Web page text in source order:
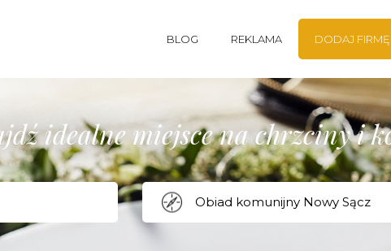
BLOG REKLAMA DODAJ
idealne miejsce na chrzciny i